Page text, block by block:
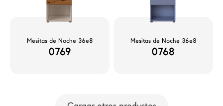
Mesitas de Noche 36e8
0769
Mesitas de Noche 36e8
0768